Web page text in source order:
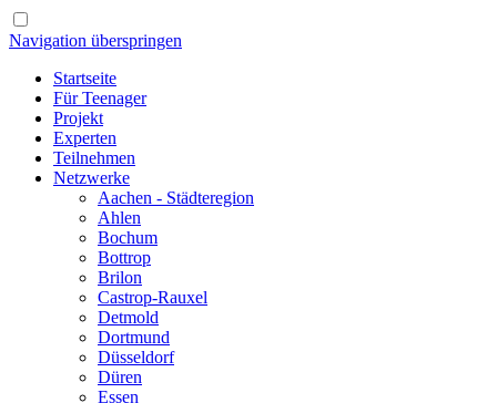
Navigation überspringen
Startseite
Für Teenager
Projekt
Experten
Teilnehmen
Netzwerke
Aachen - Städteregion
Ahlen
Bochum
Bottrop
Brilon
Castrop-Rauxel
Detmold
Dortmund
Düsseldorf
Düren
Essen